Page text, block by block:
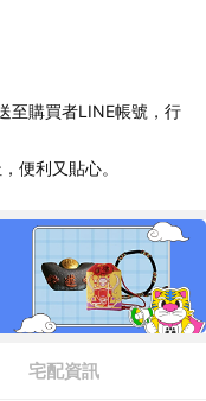
至購買者LINE帳號，行
便利又貼心。
宅配資訊